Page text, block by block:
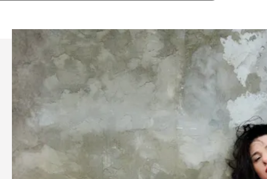
Pour constituer un abonnement et ainsi
bénéficier de 10% de rabais, mettez
successivement dans votre panier les 4 concerts
de la saison 26/27
Découvrez tout le programme du
Grand Récital
26/27.